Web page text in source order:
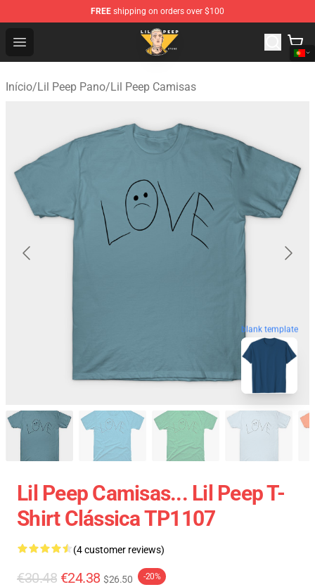
FREE shipping on orders over $100
Open menu
Lil Peep Store - Official Lil Peep Merchandise Shop
Início/Lil Peep Pano/Lil Peep Camisas
blank template
Lil Peep Camisas... Lil Peep T-
Shirt Clássica TP1107
(4 customer reviews)
€30.48 €24.38 $26.50 -20%